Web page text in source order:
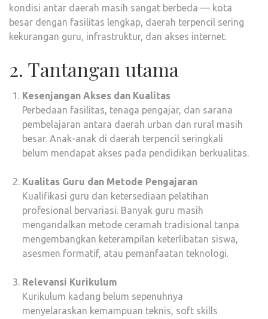
kondisi antar daerah masih sangat berbeda — kota
besar dengan fasilitas lengkap, daerah terpencil sering
kekurangan guru, infrastruktur, dan akses internet.
2. Tantangan utama
Kesenjangan Akses dan Kualitas
Perbedaan fasilitas, tenaga pengajar, dan sarana
pembelajaran antara daerah urban dan rural masih
besar. Anak-anak di daerah terpencil seringkali
belum mendapat akses pada pendidikan berkualitas.
Kualitas Guru dan Metode Pengajaran
Kualifikasi guru dan ketersediaan pelatihan
profesional bervariasi. Banyak guru masih
mengandalkan metode ceramah tradisional tanpa
mengembangkan keterampilan keterlibatan siswa,
asesmen formatif, atau pemanfaatan teknologi.
Relevansi Kurikulum
Kurikulum kadang belum sepenuhnya
menyelaraskan kemampuan teknis, soft skills